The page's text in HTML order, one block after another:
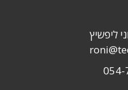
ליפשיץ
054-